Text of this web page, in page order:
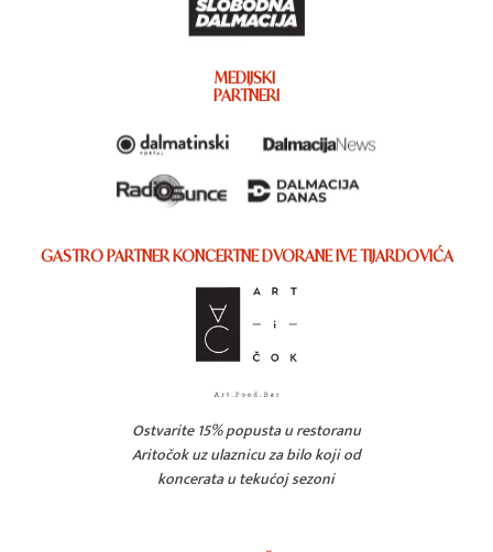
MEDIJSKI
PARTNERI
GASTRO PARTNER KONCERTNE DVORANE IVE TIJARDOVIĆA
Ostvarite 15% popusta u restoranu
Aritočok uz ulaznicu za bilo koji od
koncerata u tekućoj sezoni